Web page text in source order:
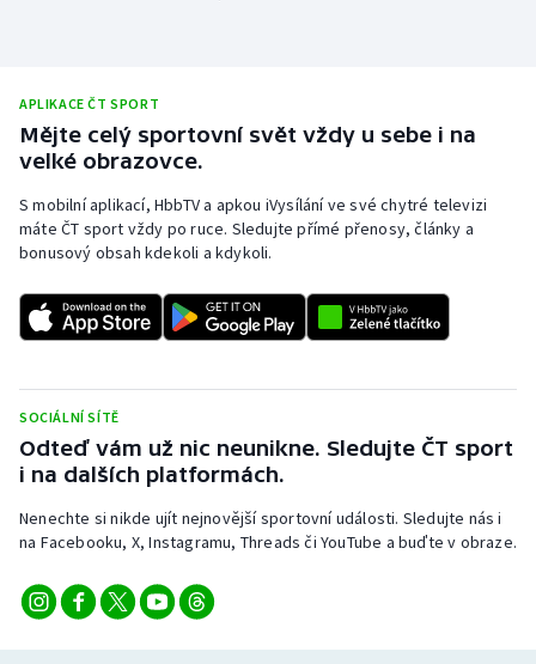
Rychlobruslení
Rychlostní kanoistika
Short track
Sportovní střelba
Veslování
Vodní slalom
Volejbal
APLIKACE ČT SPORT
Mějte celý sportovní svět vždy u sebe i na
velké obrazovce.
S mobilní aplikací, HbbTV a apkou iVysílání ve své chytré televizi
máte ČT sport vždy po ruce. Sledujte přímé přenosy, články a
bonusový obsah kdekoli a kdykoli.
SOCIÁLNÍ SÍTĚ
Odteď vám už nic neunikne. Sledujte ČT sport
i na dalších platformách.
Nenechte si nikde ujít nejnovější sportovní události. Sledujte nás i
na Facebooku, X, Instagramu, Threads či YouTube a buďte v obraze.